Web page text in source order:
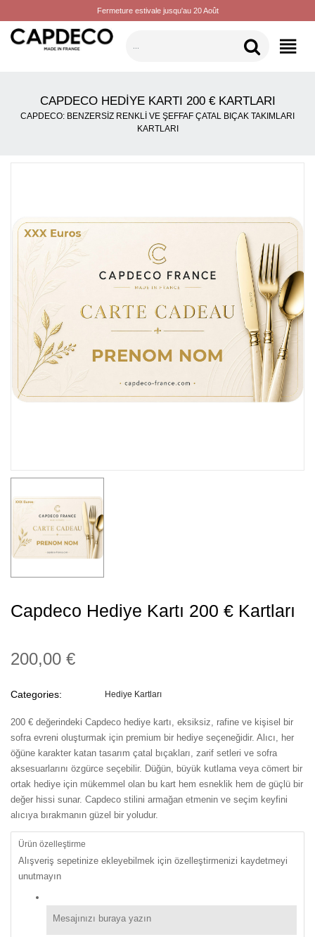
Fermeture estivale jusqu'au 20 Août
KATEGORILER
CAPDECO HEDIYE KARTI 200 € KARTLARI
CAPDECO: BENZERSIZ RENKLI VE ŞEFFAF ÇATAL BIÇAK TAKIMLARI
KARTLARI
Capdeco Hediye Kartı 200 € Kartları
200,00 €
Categories: Hediye Kartları
200 € değerindeki Capdeco hediye kartı, eksiksiz, rafine ve kişisel bir
sofra evreni oluşturmak için premium bir hediye seçeneğidir. Alıcı, her
öğüne karakter katan tasarım çatal bıçakları, zarif setleri ve sofra
aksesuarlarını özgürce seçebilir. Düğün, büyük kutlama veya cömert bir
ortak hediye için mükemmel olan bu kart hem esneklik hem de güçlü bir
değer hissi sunar. Capdeco stilini armağan etmenin ve seçim keyfini
alıcıya bırakmanın güzel bir yoludur.
Ürün özelleştirme
Alışveriş sepetinize ekleyebilmek için özelleştirmenizi kaydetmeyi
unutmayın